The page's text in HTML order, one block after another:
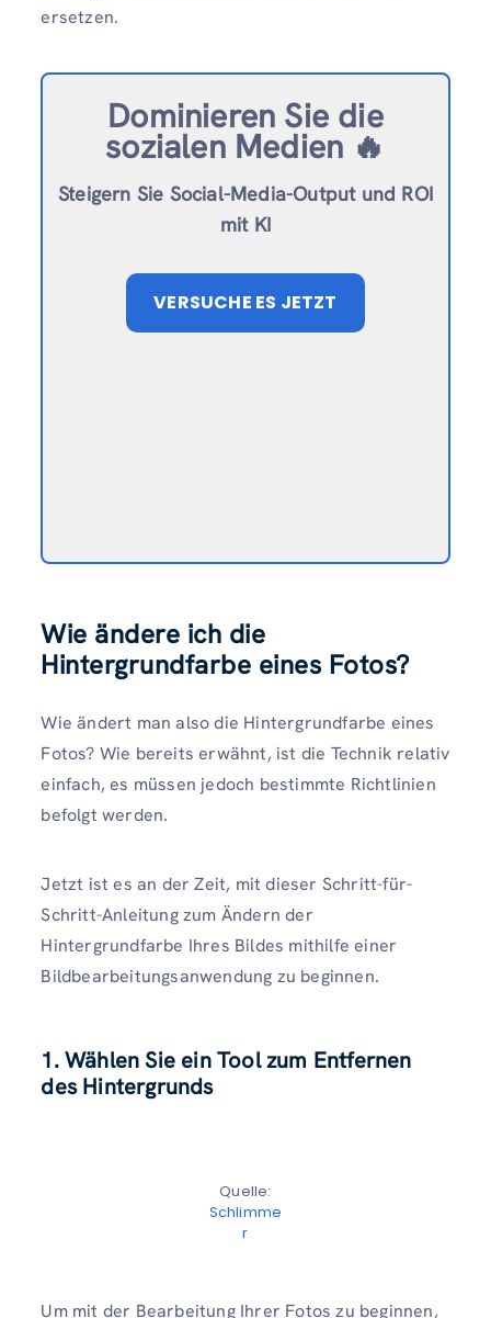
ersetzen.
Dominieren Sie die
sozialen Medien 🔥
Steigern Sie Social-Media-Output und ROI
mit KI
VERSUCHE ES JETZT
Wie ändere ich die
Hintergrundfarbe eines Fotos?
Wie ändert man also die Hintergrundfarbe eines
Fotos? Wie bereits erwähnt, ist die Technik relativ
einfach, es müssen jedoch bestimmte Richtlinien
befolgt werden.
Jetzt ist es an der Zeit, mit dieser Schritt-für-
Schritt-Anleitung zum Ändern der
Hintergrundfarbe Ihres Bildes mithilfe einer
Bildbearbeitungsanwendung zu beginnen.
1. Wählen Sie ein Tool zum Entfernen
des Hintergrunds
Quelle:
Schlimme
r
Um mit der Bearbeitung Ihrer Fotos zu beginnen,